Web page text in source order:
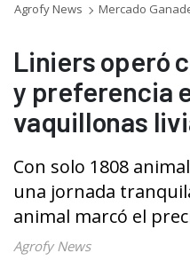
Agrofy News Mercado
Liniers operó
y preferencia
vaquillonas
Con solo 1808
una jornada
animal marcó el
Agrofy News